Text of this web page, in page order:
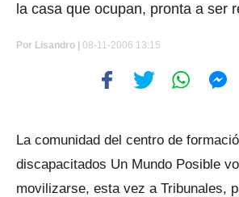
la casa que ocupan, pronta a ser
Por Lisandro | 08-11-2006 13:15
La comunidad del centro de
discapacitados Un Mundo Posible
movilizarse, esta vez a Tribunales,